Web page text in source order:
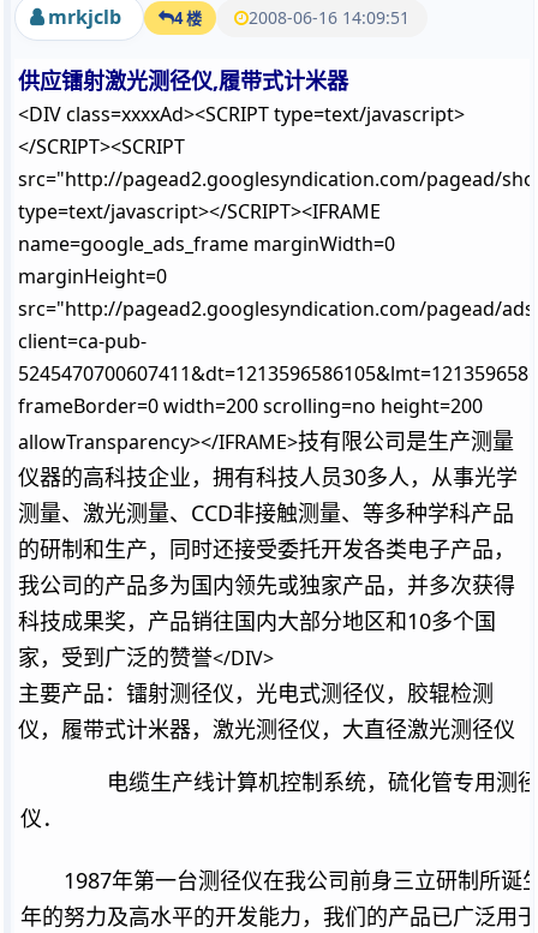
mrkjclb 4 楼 2008-06-16 14:09:51
供应镭射激光测径仪,履带式计米器
<DIV class=xxxxAd><SCRIPT type=text/javascript>
</SCRIPT><SCRIPT
src="http://pagead2.googlesyndication.com/pagead/
type=text/javascript></SCRIPT><IFRAME
name=google_ads_frame marginWidth=0
marginHeight=0
src="http://pagead2.googlesyndication.com/pagead/
client=ca-pub-
frameBorder=0 width=200 scrolling=no height=200
allowTransparency></IFRAME>技有限公司是生产测量
仪器的高科技企业，拥有科技人员30多人，从事光学
测量、激光测量、CCD非接触测量、等多种学科产品
的研制和生产，同时还接受委托开发各类电子产品，
我公司的产品多为国内领先或独家产品，并多次获得
科技成果奖，产品销往国内大部分地区和10多个国
家，受到广泛的赞誉</DIV>
主要产品：镭射测径仪，光电式测径仪，胶辊检测
仪，履带式计米器，激光测径仪，大直径激光测径仪
电缆生产线计算机控制系统，硫化管专用测径
仪．
1987年第一台测径仪在我公司前身三立研制所诞
年的努力及高水平的开发能力，我们的产品已广泛用